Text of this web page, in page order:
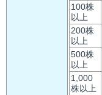
100株
以上
200株
以上
500株
以上
1,000
株以上